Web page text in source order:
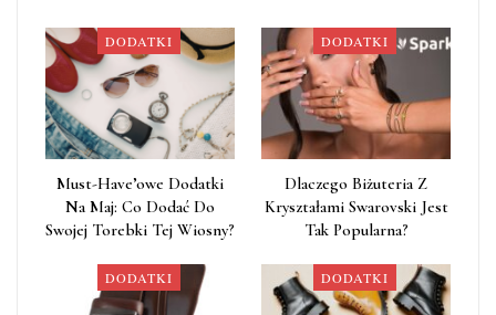
DODATKI
Must-Have’owe Dodatki
Na Maj: Co Dodać Do
Swojej Torebki Tej Wiosny?
DODATKI
Dlaczego Biżuteria Z
Kryształami Swarovski Jest
Tak Popularna?
DODATKI DODATKI